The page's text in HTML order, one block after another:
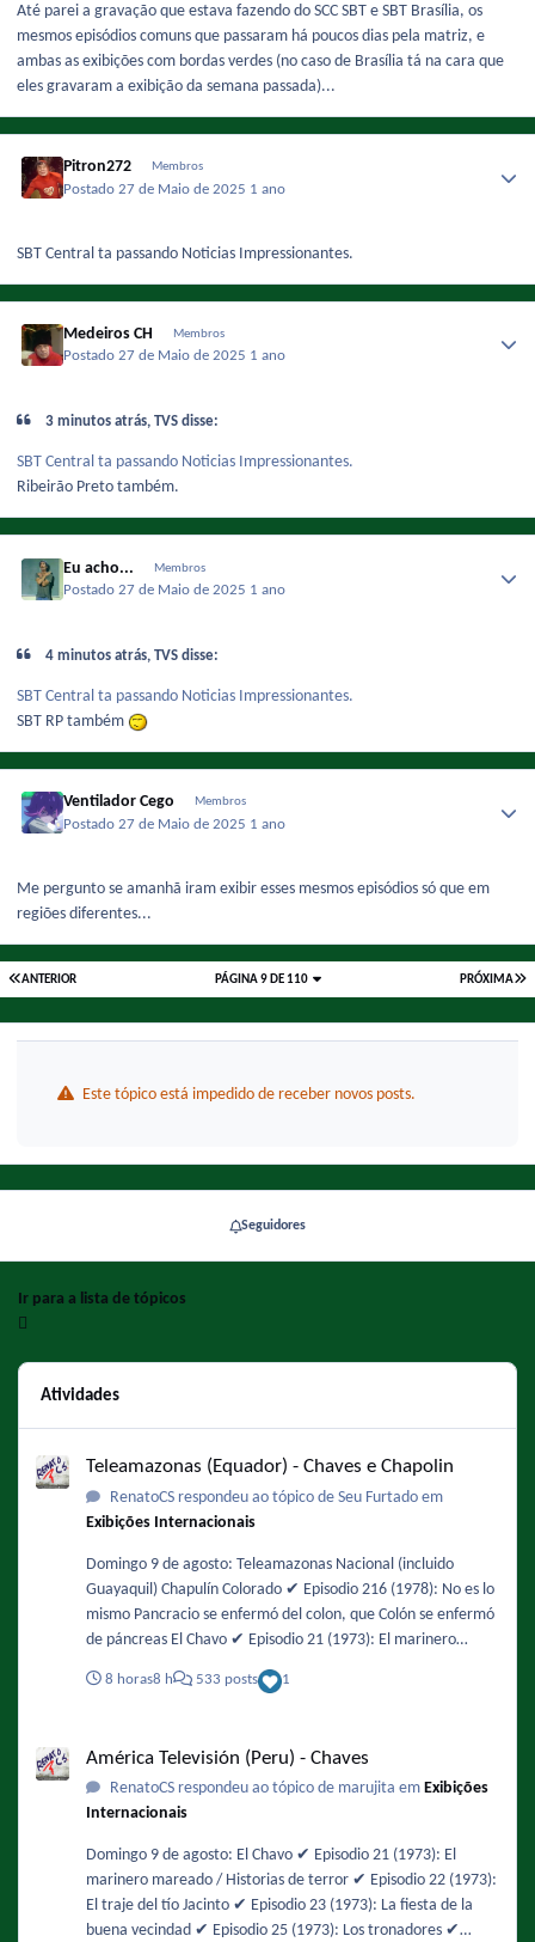
Até parei a gravação que estava fazendo do SCC SBT e SBT Brasília, os
mesmos episódios comuns que passaram há poucos dias pela matriz, e
ambas as exibições com bordas verdes (no caso de Brasília tá na cara que
eles gravaram a exibição da semana passada)...
Pitron272 Membros
Postado27 de Maio de 2025 1 ano
SBT Central ta passando Noticias Impressionantes.
Medeiros CH Membros
Postado27 de Maio de 2025 1 ano
3 minutos atrás, TVS disse:
SBT Central ta passando Noticias Impressionantes.
Ribeirão Preto também.
Eu acho... Membros
Postado27 de Maio de 2025 1 ano
4 minutos atrás, TVS disse:
SBT Central ta passando Noticias Impressionantes.
SBT RP também
Ventilador Cego Membros
Postado27 de Maio de 2025 1 ano
Me pergunto se amanhã iram exibir esses mesmos episódios só que em
regiões diferentes...
ANTERIOR PRÓXIMA
PÁGINA 9 DE 110
Este tópico está impedido de receber novos posts.
Seguidores
Ir para a lista de tópicos
Atividades
Teleamazonas (Equador) - Chaves e Chapolin
RenatoCS respondeu ao tópico de Seu Furtado em
Exibições Internacionais
Domingo 9 de agosto: Teleamazonas Nacional (incluido
Guayaquil) Chapulín Colorado ✔️ Episodio 216 (1978): No es lo
mismo Pancracio se enfermó del colon, que Colón se enfermó
de páncreas El Chavo ✔️ Episodio 21 (1973): El marinero
en la vecindad Mañana será feriado y habrá fútbol en la
8 horas8 h 533 posts 1
América Televisión (Peru) - Chaves
RenatoCS respondeu ao tópico de marujita em Exibições
Internacionais
Domingo 9 de agosto: El Chavo ✔️ Episodio 21 (1973): El
marinero mareado / Historias de terror ✔️ Episodio 22 (1973):
El traje del tío Jacinto ✔️ Episodio 23 (1973): La fiesta de la
buena vecindad ✔️ Episodio 25 (1973): Los tronadores ✔️